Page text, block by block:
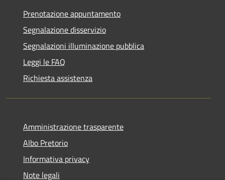
Prenotazione appuntamento
Segnalazione disservizio
Segnalazioni illuminazione pubblica
Leggi le FAQ
Richiesta assistenza
Amministrazione trasparente
Albo Pretorio
Informativa privacy
Note legali